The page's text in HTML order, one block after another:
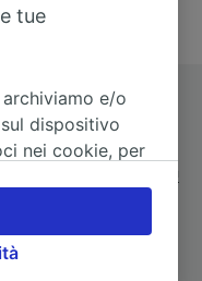
Hbf
Vai su
prendere il treno,
a Dresden Hbf
tue
e/o
dispositivo
nei cookie, per
scelte facendo
diritto di
legittimo o